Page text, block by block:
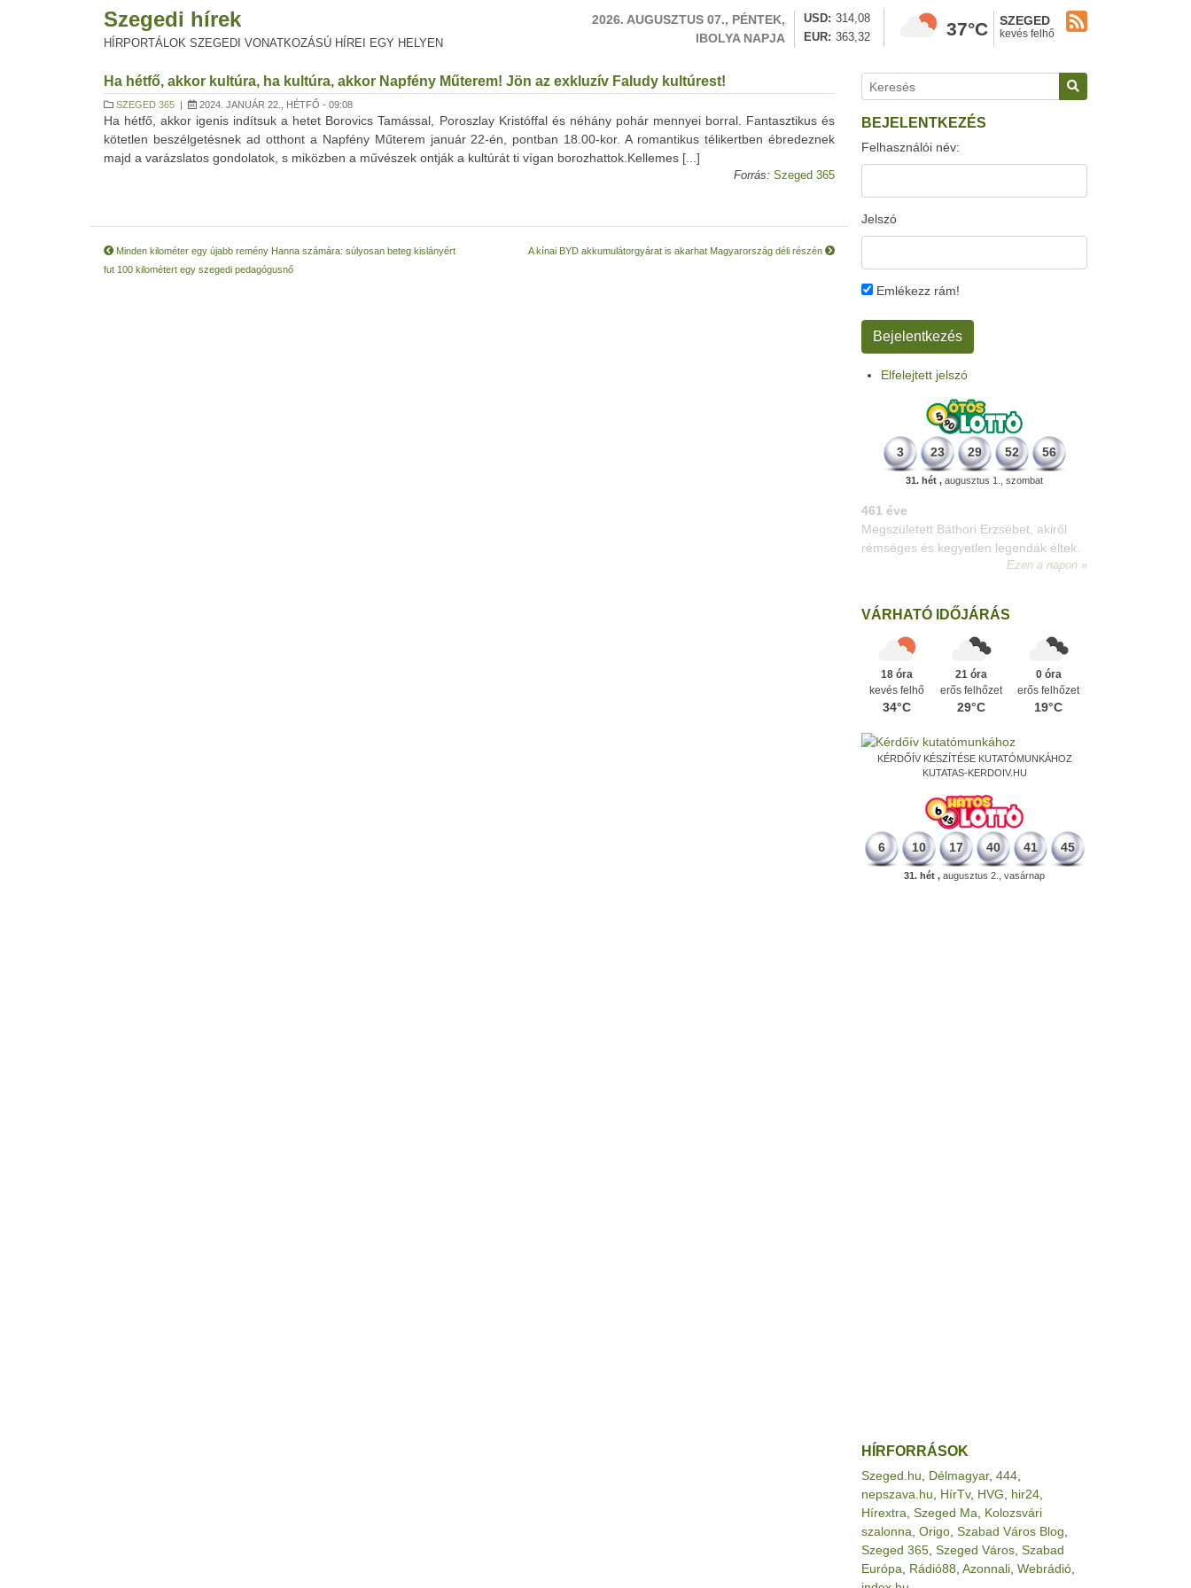
Szegedi hírek
HÍRPORTÁLOK SZEGEDI VONATKOZÁSÚ HÍREI EGY HELYEN
2026. AUGUSZTUS 07., PÉNTEK,
IBOLYA NAPJA
USD
314,08
EUR
363,32 37°C SZEGED
kevés felhő
Ha hétfő, akkor kultúra, ha kultúra, akkor Napfény Műterem! Jön az exkluzív Faludy kultúrest!
SZEGED 365 | 2024. JANUÁR 22., HÉTFŐ - 09:08
Ha hétfő, akkor igenis indítsuk a hetet Borovics Tamással, Poroszlay Kristóffal és néhány pohár mennyei borral. Fantasztikus és
kötetlen beszélgetésnek ad otthont a Napfény Műterem január 22-én, pontban 18.00-kor. A romantikus télikertben ébredeznek
majd a varázslatos gondolatok, s miközben a művészek ontják a kultúrát ti vígan borozhattok.Kellemes [...]
Forrás: Szeged 365
Minden kilométer egy újabb remény Hanna számára: súlyosan beteg kislányért
fut 100 kilométert egy szegedi pedagógusnő
A kínai BYD akkumulátorgyárat is akarhat Magyarország déli részén
BEJELENTKEZÉS
Felhasználói név:
Jelszó
Emlékezz rám!
Elfelejtett jelszó
3 23 29 52 56
31. hét , augusztus 1., szombat
196 éve
Megszületett Kondor Gusztáv
csillagász, matematikus, egyetemi
VÁRHATÓ IDŐJÁRÁS
18 óra
kevés felhő
34°C
21 óra
erős felhőzet
29°C
0 óra
erős felhőzet
19°C
KÉRDŐÍV KÉSZÍTÉSE KUTATÓMUNKÁHOZ
KUTATAS-KERDOIV.HU
6 10 17 40 41 45
31. hét , augusztus 2., vasárnap
HÍRFORRÁSOK
Szeged.hu Délmagyar, 444
nepszava.hu
HírTv, HVG hir24
Hírextra Szeged Ma
Kolozsvári
szalonna Origo Szabad Város Blog
Szeged 365 Szeged Város Szabad
Európa
Rádió88 Azonnali Webrádió